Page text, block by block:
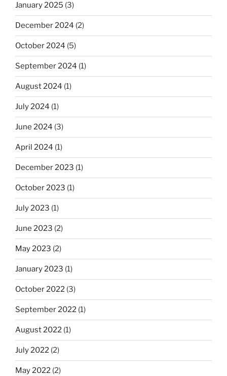
January 2025 (3)
December 2024 (2)
October 2024 (5)
September 2024 (1)
August 2024 (1)
July 2024 (1)
June 2024 (3)
April 2024 (1)
December 2023 (1)
October 2023 (1)
July 2023 (1)
June 2023 (2)
May 2023 (2)
January 2023 (1)
October 2022 (3)
September 2022 (1)
August 2022 (1)
July 2022 (2)
May 2022 (2)